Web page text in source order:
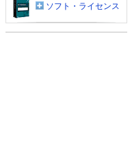
ソフト・ライセンス